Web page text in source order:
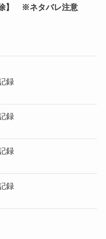
】 ※ネタバレ注意
録
録
録
録